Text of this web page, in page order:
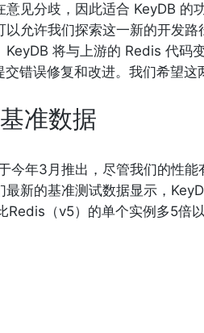
意见分歧，因此适合 KeyDB 的
以允许我们探索这一新的开发
KeyDB 将与上游的 Redis 代码
交错误修复和改进。我们希望这
准数据
今年3月推出，尽管我们的性能
最新的基准测试数据显示，
Redis（v5）的单个实例多5倍